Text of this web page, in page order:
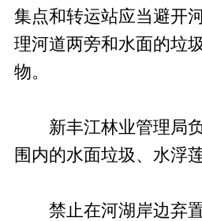
集点和转运站应当避开
理河道两旁和水面的垃
物。
新丰江林业管理局负
围内的水面垃圾、水浮
禁止在河湖岸边弃置